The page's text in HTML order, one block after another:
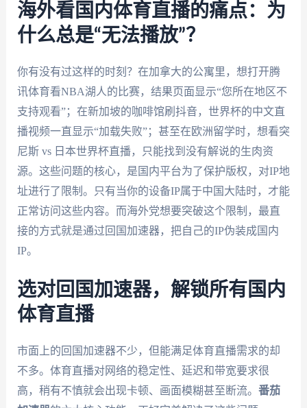
海外看国内体育直播的痛点：为
什么总是“无法播放”？
你有没有过这样的时刻？在加拿大的公寓里，想打开腾
讯体育看NBA湖人的比赛，结果页面显示“您所在地区不
支持观看”；在新加坡的咖啡馆刷抖音，世界杯的中文直
播视频一直显示“加载失败”；甚至在欧洲留学时，想看突
尼斯 vs 日本世界杯直播，只能找到没有解说的生肉资
源。这些问题的核心，是国内平台为了保护版权，对IP地
址进行了限制。只有当你的设备IP属于中国大陆时，才能
正常访问这些内容。而海外党想要突破这个限制，最直
接的方式就是通过回国加速器，把自己的IP伪装成国内
IP。
选对回国加速器，解锁所有国内
体育直播
市面上的回国加速器不少，但能满足体育直播需求的却
不多。体育直播对网络的稳定性、延迟和带宽要求很
高，稍有不慎就会出现卡顿、画面模糊甚至断流。 番茄